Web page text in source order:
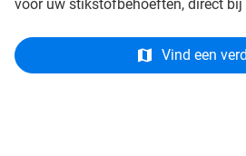
voor uw stikstofbehoeften, direct bij
Vind een